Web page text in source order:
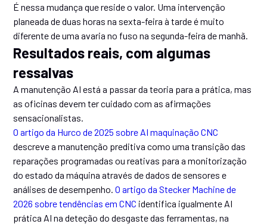
É nessa mudança que reside o valor. Uma intervenção
planeada de duas horas na sexta-feira à tarde é muito
diferente de uma avaria no fuso na segunda-feira de manhã.
Resultados reais, com algumas
ressalvas
A manutenção AI está a passar da teoria para a prática, mas
as oficinas devem ter cuidado com as afirmações
sensacionalistas.
O artigo da Hurco de 2025 sobre AI maquinação CNC
descreve a manutenção preditiva como uma transição das
reparações programadas ou reativas para a monitorização
do estado da máquina através de dados de sensores e
análises de desempenho.O artigo da Stecker Machine de
2026 sobre tendências em CNC identifica igualmente AI
prática AI na deteção do desgaste das ferramentas, na